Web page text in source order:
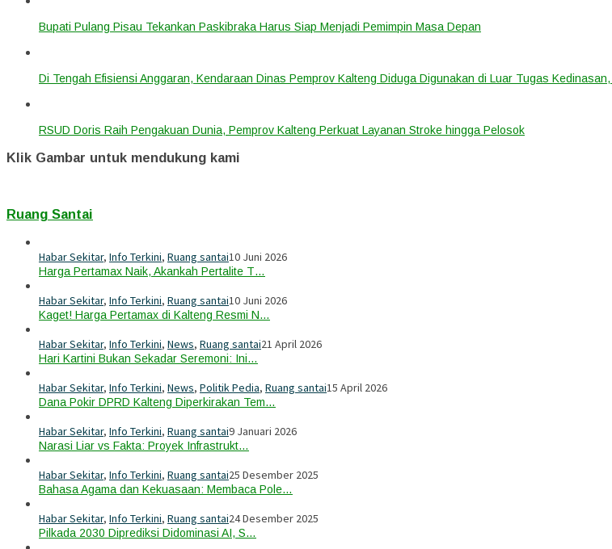
Bupati Pulang Pisau Tekankan Paskibraka Harus Siap Menjadi Pemimpin Masa Depan
Di Tengah Efisiensi Anggaran, Kendaraan Dinas Pemprov Kalteng Diduga Digunakan di Luar Tugas
RSUD Doris Raih Pengakuan Dunia, Pemprov Kalteng Perkuat Layanan Stroke hingga Pelosok
Klik Gambar untuk mendukung kami
Ruang Santai
Habar Sekitar, Info Terkini, Ruang santai10 Juni 2026
Harga Pertamax Naik, Akankah Pertalite T…
Habar Sekitar, Info Terkini, Ruang santai10 Juni 2026
Kaget! Harga Pertamax di Kalteng Resmi N…
Habar Sekitar, Info Terkini, News, Ruang santai21 April 2026
Hari Kartini Bukan Sekadar Seremoni: Ini…
Habar Sekitar, Info Terkini, News, Politik Pedia, Ruang santai15 April 2026
Dana Pokir DPRD Kalteng Diperkirakan Tem…
Habar Sekitar, Info Terkini, Ruang santai9 Januari 2026
Narasi Liar vs Fakta: Proyek Infrastrukt…
Habar Sekitar, Info Terkini, Ruang santai25 Desember 2025
Bahasa Agama dan Kekuasaan: Membaca Pole…
Habar Sekitar, Info Terkini, Ruang santai24 Desember 2025
Pilkada 2030 Diprediksi Didominasi AI, S…